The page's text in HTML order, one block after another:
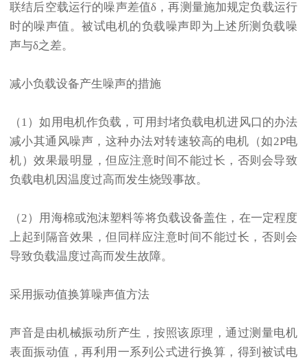
联结后空载运行的噪声差值δ，再测量施加规定负载运行
时的噪声值。被试电机的负载噪声即为上述所测负载噪
声与δ之差。
减小负载设备产生噪声的措施
（1）如用电机作负载，可用封堵负载电机进风口的办法
减小其通风噪声，这种办法对转速较高的电机（如2P电
机）效果最明显，但应注意时间不能过长，否则会导致
负载电机因温度过高而发生烧毁事故。
（2）用海棉或泡沫塑料等将负载设备盖住，在一定程度
上起到隔音效果，但同样应注意时间不能过长，否则会
导致负载温度过高而发生故障。
采用振动值换算噪声值方法
声音是由机械振动所产生，按照该原理，通过测量电机
表面振动值，再利用一系列公式进行换算，得到被试电